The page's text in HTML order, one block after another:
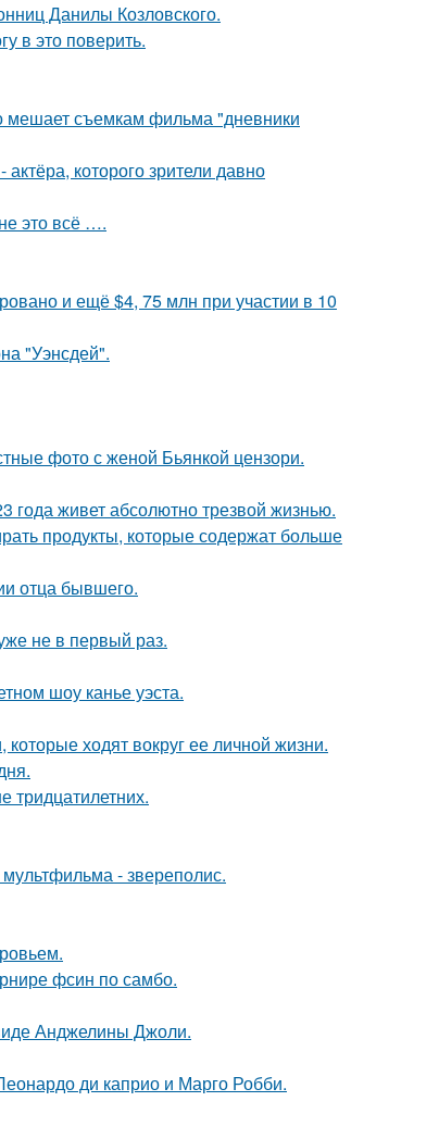
Данилы Козловского.
в это поверить.
мешает съемкам фильма "дневники
которого зрители давно
это всё ….
и ещё $4, 75 млн при участии в 10
"Уэнсдей".
фото с женой Бьянкой цензори.
года живет абсолютно трезвой жизнью.
продукты, которые содержат больше
отца бывшего.
не в первый раз.
шоу канье уэста.
ходят вокруг ее личной жизни.
тридцатилетних.
- звереполис.
фсин по самбо.
Анджелины Джоли.
ди каприо и Марго Робби.